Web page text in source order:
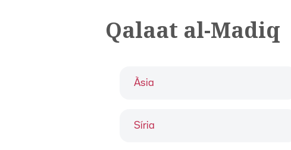
Qalaat al-Madiq
Àsia
Síria